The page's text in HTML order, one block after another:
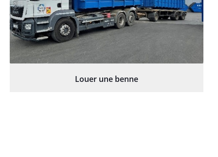
Louer une benne